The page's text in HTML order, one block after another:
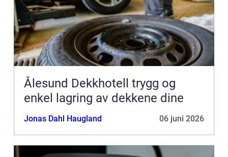
Ålesund Dekkhotell trygg og
enkel lagring av dekkene dine
Jonas Dahl Haugland 06 juni 2026